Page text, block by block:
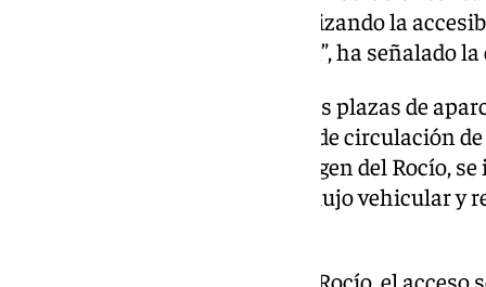
comerciantes del barrio, garantizando la
en una zona en transformación”, ha señalado la
Además de la creación de nuevas plazas de
una modificación en el sentido de circulación
calles Mesón del Toledano y Virgen del Rocío,
circulación, lo que mejorará el flujo vehicular y
En el caso de la calle Virgen del Rocío, el